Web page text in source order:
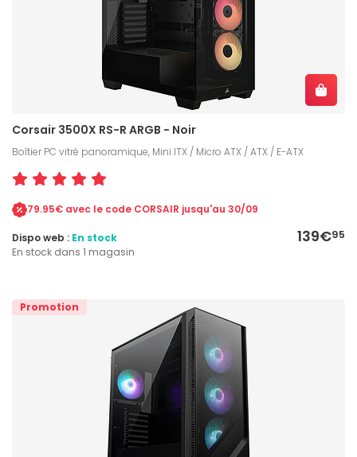
Corsair 3500X RS-R ARGB - Noir
Boîtier PC vitré panoramique, Mini ITX / Micro ATX / ATX / E-ATX
79.95€ avec le code CORSAIR jusqu'au 30/09
139€95
Dispo web : En stock
En stock dans 1 magasin
Promotion